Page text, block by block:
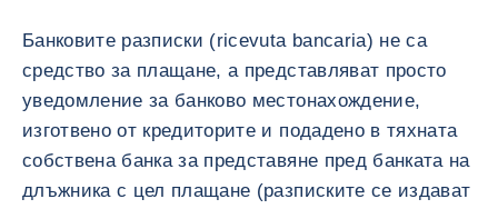
Банковите разписки (ricevuta bancaria) не са
средство за плащане, а представляват просто
уведомление за банково местонахождение,
изготвено от кредиторите и подадено в тяхната
собствена банка за представяне пред банката на
длъжника с цел плащане (разписките се издават